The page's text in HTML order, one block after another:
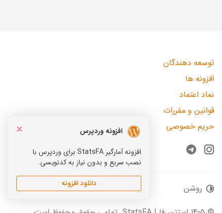
×
افزونه وردپرس
افزونه آمارگیر StatsFA برای وردپرس با
نصب سریع و بدون نیاز به کدنویسی.
دانلود افزونه
توسعه دهندگان
افزونه ها
نماد اعتماد
قوانین و مقررات
حریم خصوصی
Instagram
Telegram
روشن